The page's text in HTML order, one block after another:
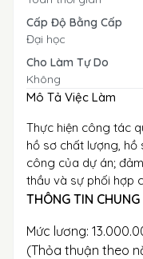
Cấp Độ Bằng Cấp
Đại học
Cho Làm Tự Do
Không
Mô Tả Việc Làm
Thực hiện công tác
hồ sơ chất lượng, hồ
công của dự án;
thầu và sự phối hợp
THÔNG TIN CHUNG
Mức lương:
(Thỏa thuận theo